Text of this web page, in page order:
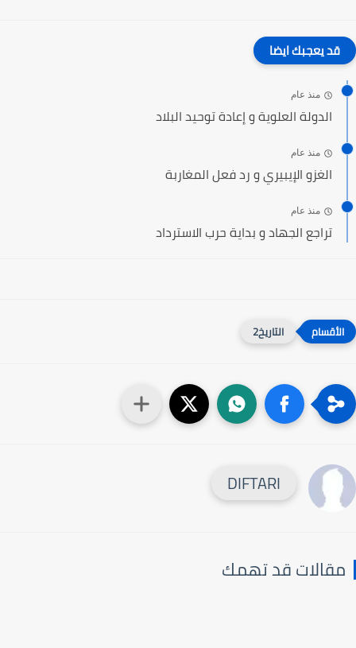
قد يعجبك ايضا
منذ عام
الدولة العلوية و إعادة توحيد البلاد
منذ عام
الغزو الإيبيري و رد فعل المغاربة
منذ عام
تراجع الجهاد و بداية حرب الاسترداد
التاريخ2
DIFTARI
قد تهمك